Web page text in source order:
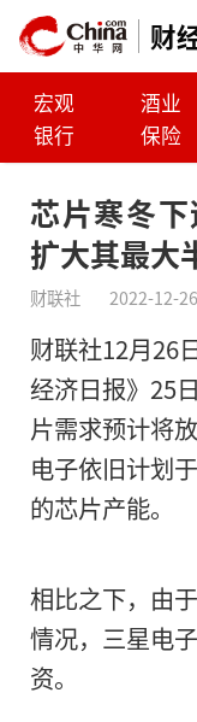
财
宏观 酒业
银行
保险
芯
或
韩国
芯片寒冬
扩大其最大
财联社 2022-12-
财联社12月26
经济日报》25
片需求预计将
电子依旧计划
的芯片产能。
相比之下，由
情况，三星电
资。